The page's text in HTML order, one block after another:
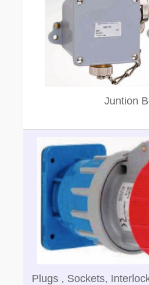
Juntion
Plugs , Sockets,